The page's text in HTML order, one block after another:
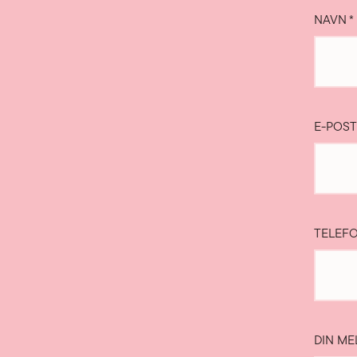
NAVN*
E-POST
DIN